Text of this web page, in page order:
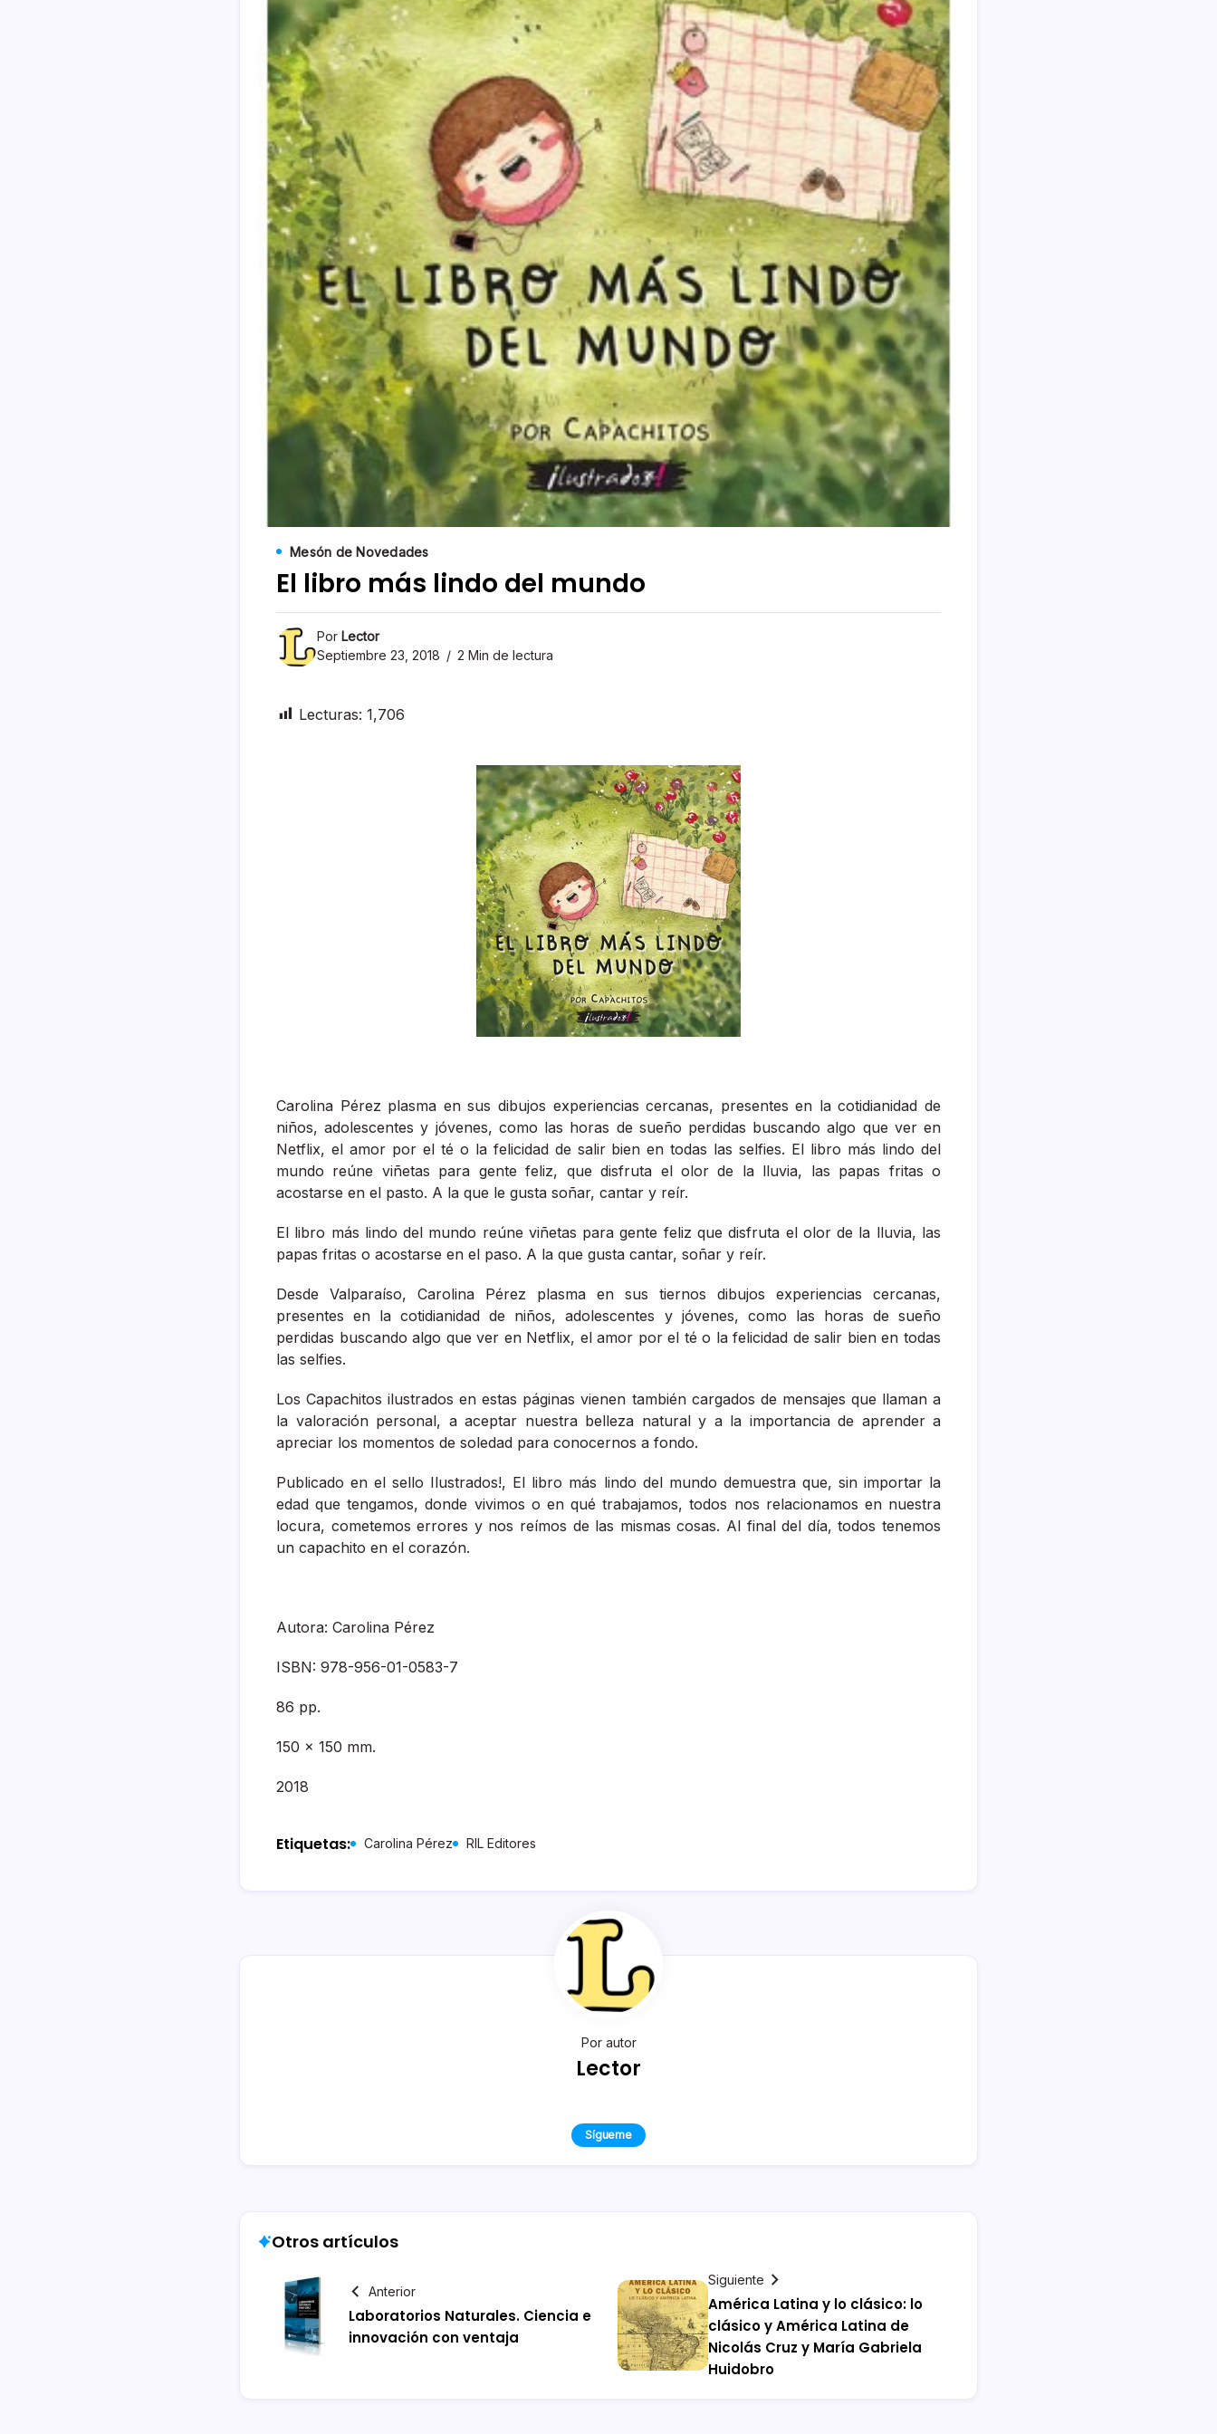
Mesón de Novedades
El libro más lindo del mundo
Por Lector
Septiembre 23, 2018
2 Min de lectura
Lecturas: 1,706
Carolina Pérez plasma en sus dibujos experiencias cercanas, presentes en la cotidianidad de
niños, adolescentes y jóvenes, como las horas de sueño perdidas buscando algo que ver en
Netflix, el amor por el té o la felicidad de salir bien en todas las selfies. El libro más lindo del
mundo reúne viñetas para gente feliz, que disfruta el olor de la lluvia, las papas fritas o
acostarse en el pasto. A la que le gusta soñar, cantar y reír.
El libro más lindo del mundo reúne viñetas para gente feliz que disfruta el olor de la lluvia, las
papas fritas o acostarse en el paso. A la que gusta cantar, soñar y reír.
Desde Valparaíso, Carolina Pérez plasma en sus tiernos dibujos experiencias cercanas,
presentes en la cotidianidad de niños, adolescentes y jóvenes, como las horas de sueño
perdidas buscando algo que ver en Netflix, el amor por el té o la felicidad de salir bien en todas
las selfies.
Los Capachitos ilustrados en estas páginas vienen también cargados de mensajes que llaman a
la valoración personal, a aceptar nuestra belleza natural y a la importancia de aprender a
apreciar los momentos de soledad para conocernos a fondo.
Publicado en el sello Ilustrados!, El libro más lindo del mundo demuestra que, sin importar la
edad que tengamos, donde vivimos o en qué trabajamos, todos nos relacionamos en nuestra
locura, cometemos errores y nos reímos de las mismas cosas. Al final del día, todos tenemos
un capachito en el corazón.
Autora: Carolina Pérez
ISBN: 978-956-01-0583-7
86 pp.
150 x 150 mm.
2018
Etiquetas: Carolina Pérez RIL Editores
Por autor
Lector
Sígueme
Otros artículos
Anterior
Laboratorios Naturales. Ciencia e
innovación con ventaja
Siguiente
América Latina y lo clásico: lo
clásico y América Latina de
Nicolás Cruz y María Gabriela
Huidobro